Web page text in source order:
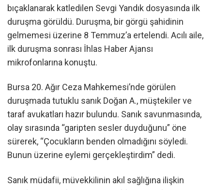
bıçaklanarak katledilen Sevgi Yandık dosyasında ilk
duruşma görüldü. Duruşma, bir görgü şahidinin
gelmemesi üzerine 8 Temmuz’a ertelendi. Acılı aile,
ilk duruşma sonrası İhlas Haber Ajansı
mikrofonlarına konuştu.
Bursa 20. Ağır Ceza Mahkemesi’nde görülen
duruşmada tutuklu sanık Doğan A., müştekiler ve
taraf avukatları hazır bulundu. Sanık savunmasında,
olay sırasında “garipten sesler duyduğunu” öne
sürerek, “Çocukların benden olmadığını söyledi.
Bunun üzerine eylemi gerçekleştirdim” dedi.
Sanık müdafii, müvekkilinin akıl sağlığına ilişkin